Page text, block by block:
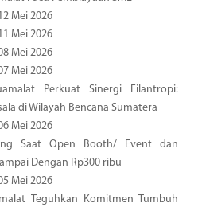
Mei 2026
Mei 2026
Mei 2026
Mei 2026
Perkuat Sinergi Filantropi:
di Wilayah Bencana Sumatera
Mei 2026
Saat Open Booth/ Event dan
Dengan Rp300 ribu
Mei 2026
Teguhkan Komitmen Tumbuh